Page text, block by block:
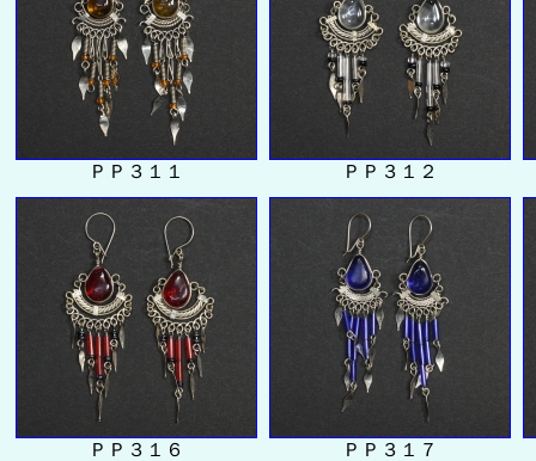
ＰＰ３１１ ＰＰ３１２
ＰＰ３１６ ＰＰ３１７